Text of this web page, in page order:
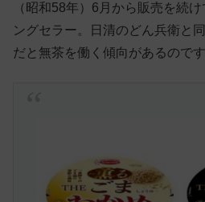
（昭和58年）6月から販売を続
ングセラー。日清のどん兵衛と
だと無茶を働く傾向があるので